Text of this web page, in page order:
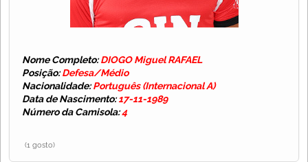
Nome Completo:DIOGO Miguel RAFAEL
Posição:Defesa/Médio
Nacionalidade:Português (Internacional A)
Data de Nascimento:17-11-1989
Número da Camisola:4
(1 gosto)